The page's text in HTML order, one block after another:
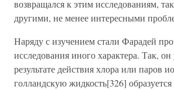
возвращался к этим исследованиям,
другими, не менее интересными
Наряду с изучением стали Фарадей
исследования иного характера. Так,
результате действия хлора или паров
голландскую жидкость[326] образуется